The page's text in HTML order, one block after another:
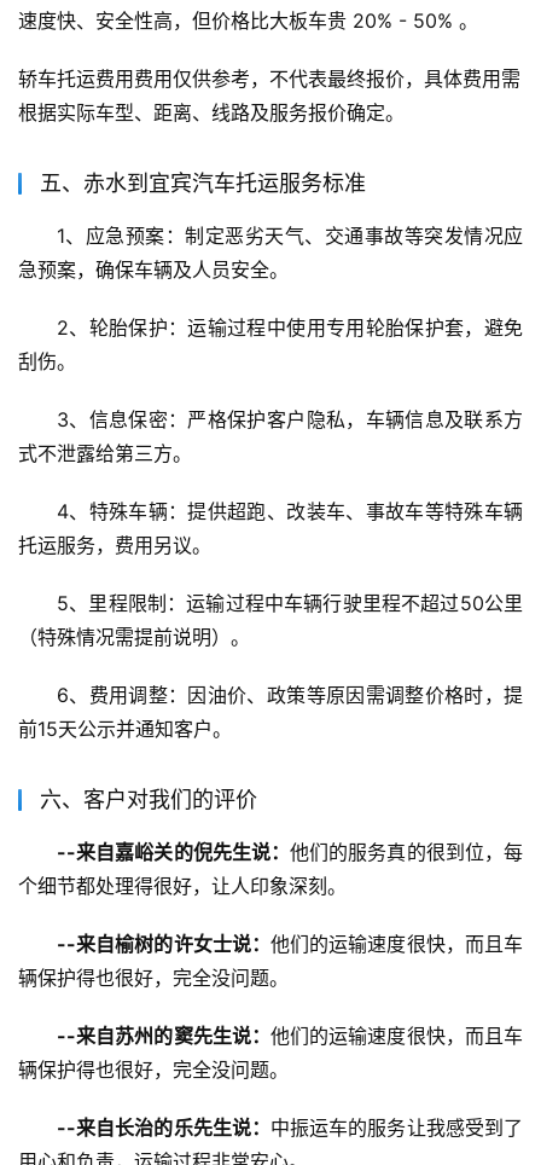
速度快、安全性高，但价格比大板车贵 20% - 50% 。
轿车托运费用费用仅供参考，不代表最终报价，具体费用需
根据实际车型、距离、线路及服务报价确定。
五、赤水到宜宾汽车托运服务标准
1、应急预案：制定恶劣天气、交通事故等突发情况应
急预案，确保车辆及人员安全。
2、轮胎保护：运输过程中使用专用轮胎保护套，避免
刮伤。
3、信息保密：严格保护客户隐私，车辆信息及联系方
式不泄露给第三方。
4、特殊车辆：提供超跑、改装车、事故车等特殊车辆
托运服务，费用另议。
5、里程限制：运输过程中车辆行驶里程不超过50公里
（特殊情况需提前说明）。
6、费用调整：因油价、政策等原因需调整价格时，提
前15天公示并通知客户。
六、客户对我们的评价
--来自嘉峪关的倪先生说：他们的服务真的很到位，每
个细节都处理得很好，让人印象深刻。
--来自榆树的许女士说： 他们的运输速度很快，而且车
辆保护得也很好，完全没问题。
--来自苏州的窦先生说： 他们的运输速度很快，而且车
辆保护得也很好，完全没问题。
--来自长治的乐先生说： 中振运车的服务让我感受到了